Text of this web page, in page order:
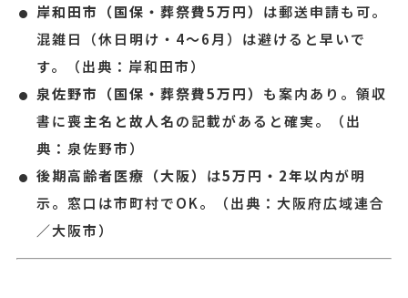
岸和田市（国保・葬祭費5万円） は郵送申請も可。
混雑日（休日明け・4〜6月）は避けると早いで
す。
（出典：岸和田市）
泉佐野市（国保・葬祭費5万円） も案内あり。領収
書に喪主名と故人名の記載があると確実。
（出
典：泉佐野市）
後期高齢者医療（大阪） は5万円・2年以内が明
示。窓口は市町村でOK。
（出典：大阪府広域連合
／大阪市）